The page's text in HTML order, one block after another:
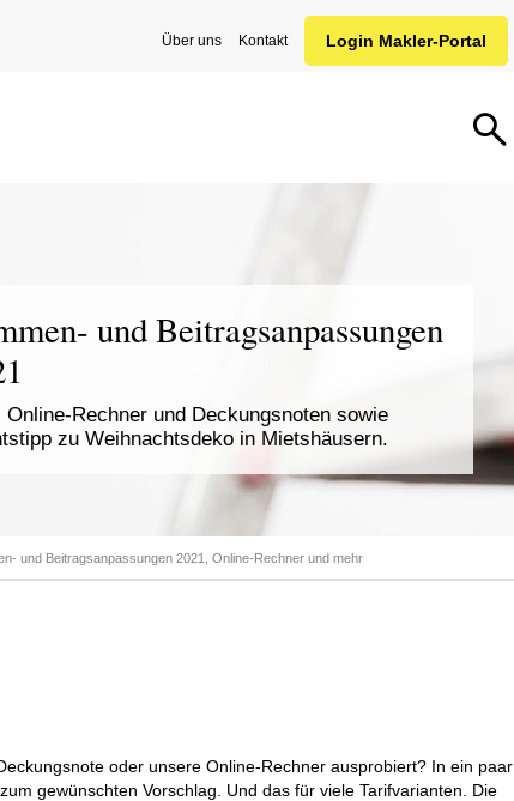
Über uns Kontakt
und Beitragsanpassungen 2021, Online-Rechner und mehr
und Beitragsanpassungen
Online-Rechner und Deckungsnoten sowie
zu Weihnachtsdeko in Mietshäusern.
oder unsere Online-Rechner ausprobiert? In ein paar
gewünschten Vorschlag. Und das für viele Tarifvarianten. Die